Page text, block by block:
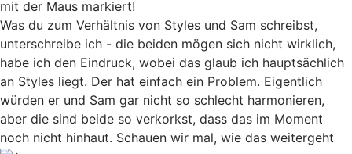
mit der Maus markiert!
Was du zum Verhältnis von Styles und Sam schreibst,
unterschreibe ich - die beiden mögen sich nicht wirklich,
habe ich den Eindruck, wobei das glaub ich hauptsächlich
an Styles liegt. Der hat einfach ein Problem. Eigentlich
würden er und Sam gar nicht so schlecht harmonieren,
aber die sind beide so verkorkst, dass das im Moment
noch nicht hinhaut. Schauen wir mal, wie das weitergeht